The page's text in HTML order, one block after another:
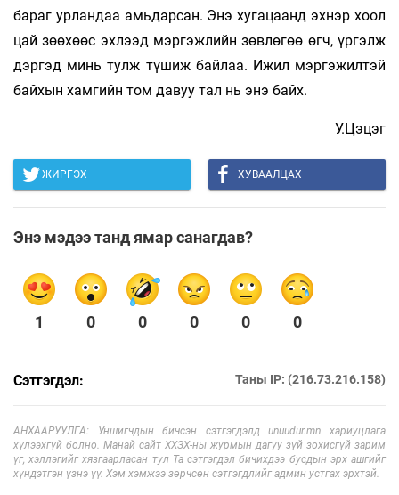
бараг урландаа амьдарсан. Энэ хугацаанд эхнэр хоол
цай зөөхөөс эхлээд мэргэжлийн зөвлөгөө өгч, үргэлж
дэргэд минь тулж түшиж байлаа. Ижил мэргэжилтэй
байхын хамгийн том давуу тал нь энэ байх.
У.Цэцэг
ЖИРГЭХ ХУВААЛЦАХ
Энэ мэдээ танд ямар санагдав?
1 0 0 0 0 0
Сэтгэгдэл: Таны IP: (216.73.216.158)
АНХААРУУЛГА: Уншигчдын бичсэн сэтгэгдэлд unuudur.mn хариуцлага
хүлээхгүй болно. Манай сайт ХХЗХ-ны журмын дагуу зүй зохисгүй зарим
үг, хэллэгийг хязгаарласан тул Та сэтгэгдэл бичихдээ бусдын эрх ашгийг
хүндэтгэн үзнэ үү. Хэм хэмжээ зөрчсөн сэтгэгдлийг админ устгах эрхтэй.